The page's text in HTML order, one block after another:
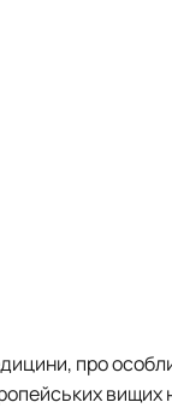
про
вищих